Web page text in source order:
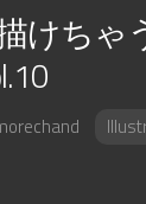
けちゃ